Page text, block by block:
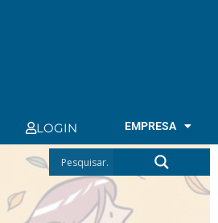
LOGIN EMPRESA